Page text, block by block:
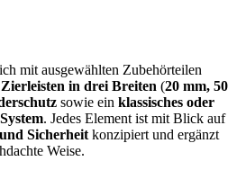
mit ausgewählten Zubehörteilen
Zierleisten in drei Breiten (20 mm, 50
sowie ein klassisches oder
. Jedes Element ist mit Blick auf
Sicherheit konzipiert und ergänzt
Weise.